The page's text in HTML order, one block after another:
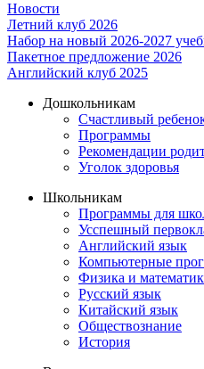
Новости
Летний клуб 2026
Набор на новый 2026-2027
Пакетное предложение 2026
Английский клуб 2025
Дошкольникам
Счастливый
Программы
Рекомендации
Уголок здоровья
Школьникам
Программы для
Усспешный
Английский язык
Компьютерные
Физика и
Русский язык
Китайский язык
Обществознание
История